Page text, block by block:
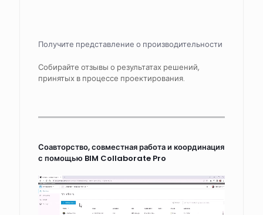
Получите представление о производительности
Собирайте отзывы о результатах решений,
принятых в процессе проектирования.
Соавторство, совместная работа и координация
с помощью BIM Collaborate Pro